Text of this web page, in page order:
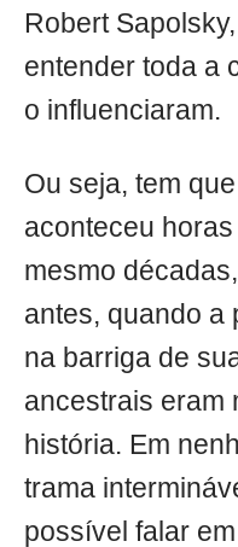
Robert
entender toda a
o influenciaram.
Ou seja, tem
aconteceu
mesmo
antes, quando a
na barriga de
ancestrais eram
história. Em
trama
possível falar